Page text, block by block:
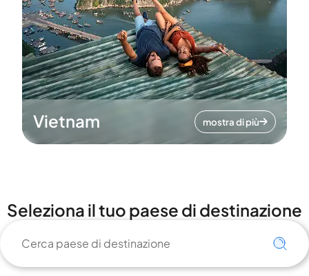
Vietnam mostra di più
Seleziona il tuo paese di destinazione